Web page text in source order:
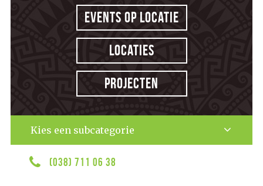
Events op locatie
Locaties
Projecten
Kies een subcategorie
(038) 711 06 38